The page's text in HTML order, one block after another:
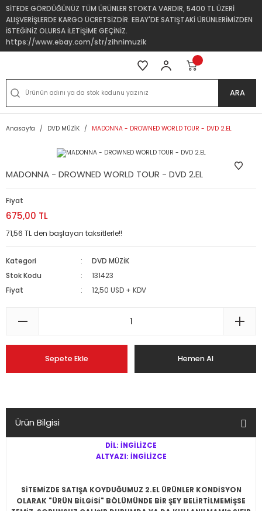
SİTEDE GÖRDÜĞÜNÜZ TÜM ÜRÜNLER STOKTA VARDIR, 5400 TL ÜZERİ
ALIŞVERİŞLERDE KARGO ÜCRETSİZDİR. EBAY'DE SATIŞTAKİ ÜRÜNLERİMİZDEN
İSTEĞİNİZ OLURSA İLETİŞİME GEÇİNİZ.
https://www.ebay.com/str/zihnimuzik
ARA
Anasayfa DVD MÜZİK MADONNA - DROWNED WORLD TOUR - DVD 2.EL
MADONNA - DROWNED WORLD TOUR - DVD 2.EL
Fiyat
675,00 TL
71,56 TL den başlayan taksitlerle!!
Kategori
DVD MÜZİK
Stok Kodu
131423
Fiyat
12,50 USD + KDV
Sepete Ekle Hemen Al
Ürün Bilgisi
DİL: İNGİLİZCE
ALTYAZI: İNGİLİZCE
SİTEMİZDE SATIŞA KOYDUĞUMUZ 2.EL ÜRÜNLER KONDİSYON
OLARAK "ÜRÜN BİLGİSİ" BÖLÜMÜNDE BİR ŞEY BELİRTİLMEMİŞSE